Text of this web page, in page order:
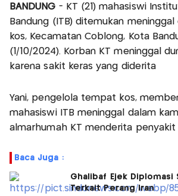
BANDUNG - KT (21) mahasiswi
Bandung (ITB) ditemukan
kos, Kecamatan Coblong, Kota
(1/10/2024). Korban KT meninggal
karena sakit keras yang diderita
Yani, pengelola tempat kos,
mahasiswi ITB meninggal dalam
almarhumah KT menderita penyakit
Baca Juga :
Ghalibaf Ejek Diplomasi
Terkait Perang Iran